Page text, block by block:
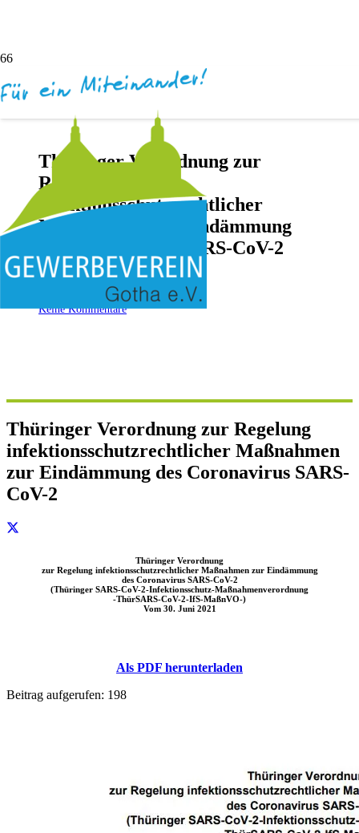
Thüringer Verordnung zur
Regelung
infektionsschutzrechtlicher
Maßnahmen zur Eindämmung
des Coronavirus SARS-CoV-2
vor 5 Jahren
Andreas Dötsch
Keine Kommentare
Thüringer Verordnung zur Regelung
infektionsschutzrechtlicher Maßnahmen
zur Eindämmung des Coronavirus SARS-
CoV-2
Thüringer Verordnung
zur Regelung infektionsschutzrechtlicher Maßnahmen zur Eindämmung
des Coronavirus SARS-CoV-2
(Thüringer SARS-CoV-2-Infektionsschutz-Maßnahmenverordnung
-ThürSARS-CoV-2-IfS-MaßnVO-)
Vom 30. Juni 2021
Als PDF herunterladen
Beitrag aufgerufen: 198